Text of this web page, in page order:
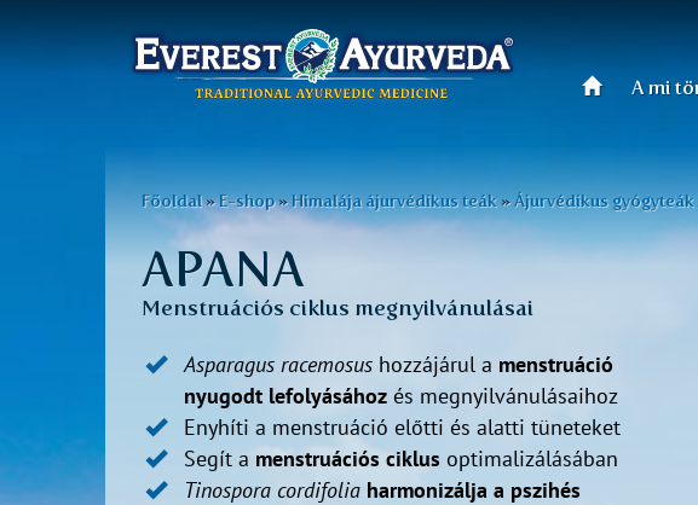
Főmenü
A mi
Jelenlegi
hely
Főoldal»E-shop»Himalája ájurvédikus teák » Ájurvédikus gyógyteák
APANA
Menstruációs ciklus megnyilvánulásai
Asparagus racemosus hozzájárul a menstruáció
nyugodt lefolyásához és megnyilvánulásaihoz
Enyhíti a menstruáció előtti és alatti tüneteket
Segít a menstruációs ciklus optimalizálásában
Tinospora cordifolia harmonizálja a pszihés